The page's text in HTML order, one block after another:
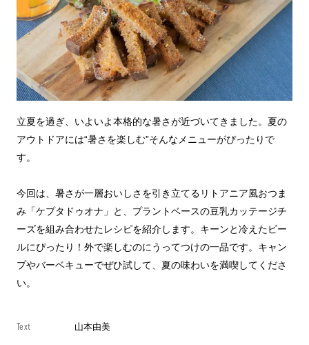
立夏を過ぎ、いよいよ本格的な暑さが近づいてきました。夏の
アウトドアには“暑さを楽しむ”そんなメニューがぴったりで
す。
今回は、暑さが一層おいしさを引き立てるリトアニア風おつま
み「ケプタドゥオナ」と、プラントベースの豆乳カッテージチ
ーズを組み合わせたレシピを紹介します。キーンと冷えたビー
ルにぴったり！外で楽しむのにうってつけの一品です。キャン
プやバーベキューでぜひ試して、夏の味わいを満喫してくださ
い。
Text 山本由美